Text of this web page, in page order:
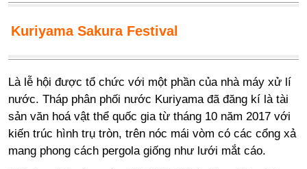
Kuriyama Sakura Festival
Là lễ hội được tổ chức với một phần của nhà máy xử lí
nước. Tháp phân phối nước Kuriyama đã đăng kí là tài
sản văn hoá vật thể quốc gia từ tháng 10 năm 2017 với
kiến trúc hình trụ tròn, trên nóc mái vòm có các cổng xả
mang phong cách pergola giống như lưới mắt cáo.